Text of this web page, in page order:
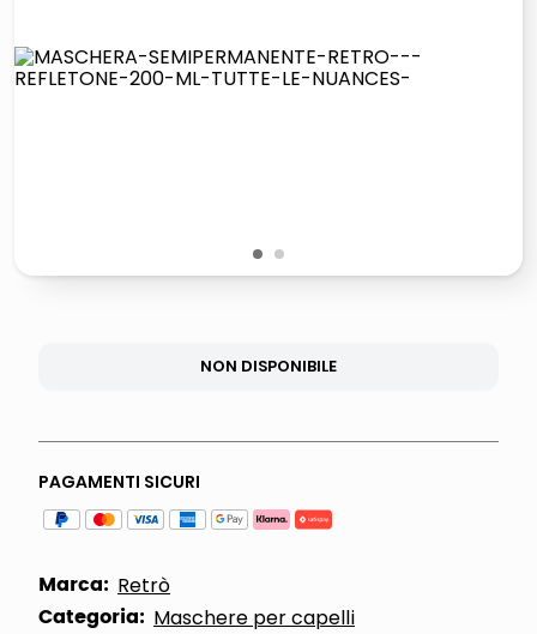
pattumiera raccolta differenziata
elenco telefonico
1 2
NON DISPONIBILE
PAGAMENTI SICURI
Marca: Retrò
Categoria: Maschere per capelli